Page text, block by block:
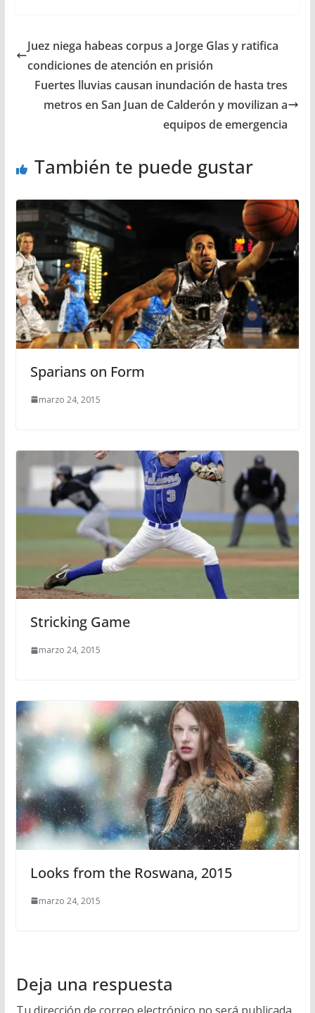
Juez niega habeas corpus a Jorge Glas y ratifica
condiciones de atención en prisión
Fuertes lluvias causan inundación de hasta tres
metros en San Juan de Calderón y movilizan a
equipos de emergencia
También te puede gustar
Sparians on Form
marzo 24, 2015
Stricking Game
marzo 24, 2015
Looks from the Roswana, 2015
marzo 24, 2015
Deja una respuesta